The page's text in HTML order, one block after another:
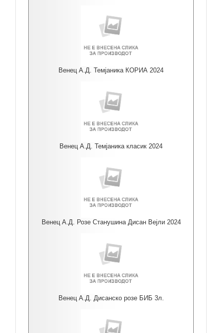
Венец А.Д. Темјаника КОРИА 2024
Венец А.Д. Темјаника класик 2024
Венец А.Д. Розе Станушина Дисан Вејли 2024
Венец А.Д. Дисанско розе БИБ 3л.